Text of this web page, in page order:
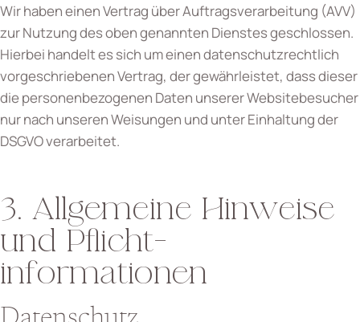
Wir haben einen Vertrag über Auftragsverarbeitung (AVV)
zur Nutzung des oben genannten Dienstes geschlossen.
Hierbei handelt es sich um einen datenschutzrechtlich
vorgeschriebenen Vertrag, der gewährleistet, dass dieser
die personenbezogenen Daten unserer Websitebesucher
nur nach unseren Weisungen und unter Einhaltung der
DSGVO verarbeitet.
3. Allgemeine Hinweise
und Pflicht­
informationen